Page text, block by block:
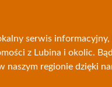
serwis
z Lubina i okolic.
naszym regionie dzięki